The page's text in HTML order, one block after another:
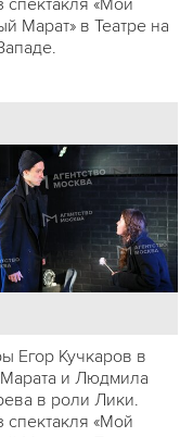
спектакля «Мой
Марат» в Театре на
Егор Кучкаров в
и Людмила
в роли Лики.
спектакля «Мой